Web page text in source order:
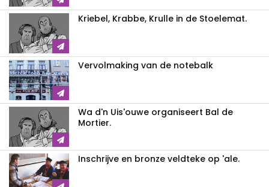
Kriebel, Krabbe, Krulle in de Stoelemat.
Vervolmaking van de notebalk
Wa d'n Uis'ouwe organiseert Bal de
Mortier.
Inschrijve en bronze veldteke op 'ale.